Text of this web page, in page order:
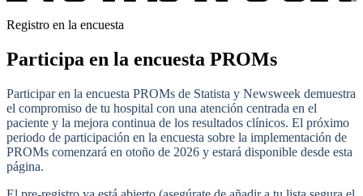
Registro en la encuesta
Participa en la encuesta PROMs
Participar en la encuesta PROMs de Statista y Newsweek demuestra
el compromiso de tu hospital con una atención centrada en el
paciente y la mejora continua de los resultados clínicos. El próximo
periodo de participación en la encuesta sobre la implementación de
PROMs comenzará en otoño de 2026 y estará disponible desde esta
página.